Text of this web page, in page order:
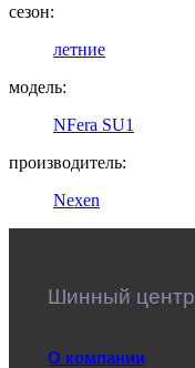
сезон:
летние
модель:
NFera SU1
производитель:
Nexen
Шинный центр
О компании